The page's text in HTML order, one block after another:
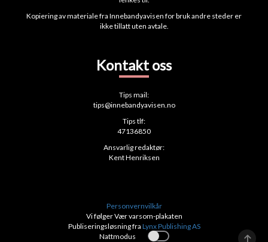
Kopiering av materiale fra Innebandyavisen for bruk andre steder er
ikke tillatt uten avtale.
Kontakt oss
Tips mail:
tips@innebandyavisen.no
Tips tlf:
47136850
Ansvarlig redaktør:
Kent Henriksen
Personvernvilkår
Vi følger Vær varsom-plakaten
Publiseringsløsning fra Lynx Publishing AS
Nattmodus